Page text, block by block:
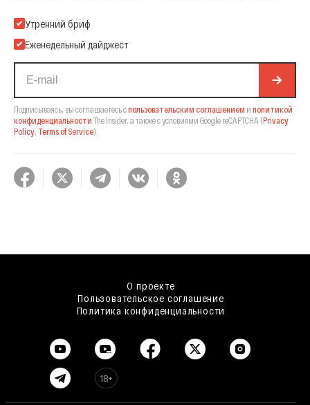
Подпишитесь на нашу Email-рассылку
Утренний бриф
Еженедельный дайджест
Подписываясь, вы соглашаетесь спользовательским соглашением и политикой
конфиденциальности The Insider, а также с условиями Google reCAPTCHA (Privacy
Policy Terms of Service).
О проекте
Пользовательское соглашение
Политика конфиденциальности
18+